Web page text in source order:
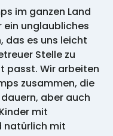
im ganzen Land
ein unglaubliches
das es uns leicht
Stelle zu
passt. Wir arbeiten
zusammen, die
aber auch
mit
natürlich mit